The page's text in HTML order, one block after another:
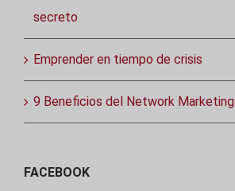
secreto
Emprender en tiempo de crisis
9 Beneficios del Network Marketing
FACEBOOK